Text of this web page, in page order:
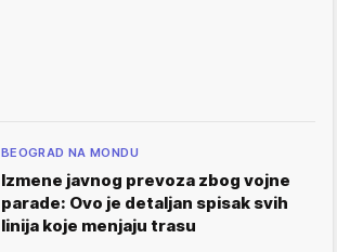
BEOGRAD NA MONDU
Izmene javnog prevoza zbog vojne
parade: Ovo je detaljan spisak svih
linija koje menjaju trasu